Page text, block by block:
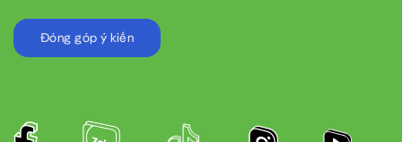
Đóng góp ý kiến